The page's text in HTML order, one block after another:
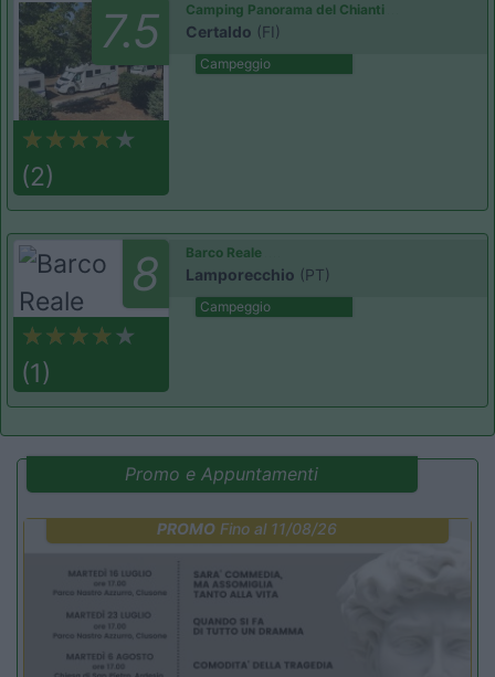
7.5
(2)
Camping Panorama del Chianti
Certaldo (FI)
Campeggio
8
(1)
Barco Reale
Lamporecchio (PT)
Campeggio
Promo e Appuntamenti
PROMO Fino al 11/08/26